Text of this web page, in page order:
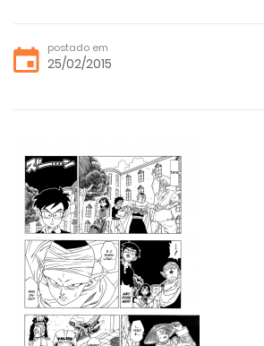
postado em
25/02/2015